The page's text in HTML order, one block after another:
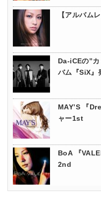
【アルバム
Da-iCEの”
バム『SiX』
MAY’S 『
ャー1st
BoA 『
2nd